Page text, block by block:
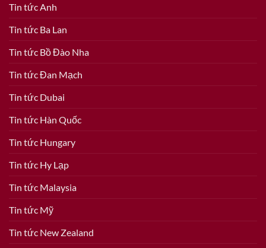
Tin tức Anh
Tin tức Ba Lan
Tin tức Bồ Đào Nha
Tin tức Đan Mạch
Tin tức Dubai
Tin tức Hàn Quốc
Tin tức Hungary
Tin tức Hy Lạp
Tin tức Malaysia
Tin tức Mỹ
Tin tức New Zealand